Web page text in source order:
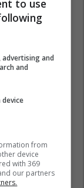
to use
and
and
from
device
with 369
our partners